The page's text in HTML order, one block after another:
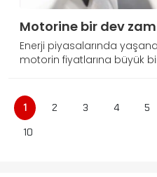
Motorine bir dev
Enerji piyasalarında
motorin fiyatlarına büyük
1 2 3 4 5
10